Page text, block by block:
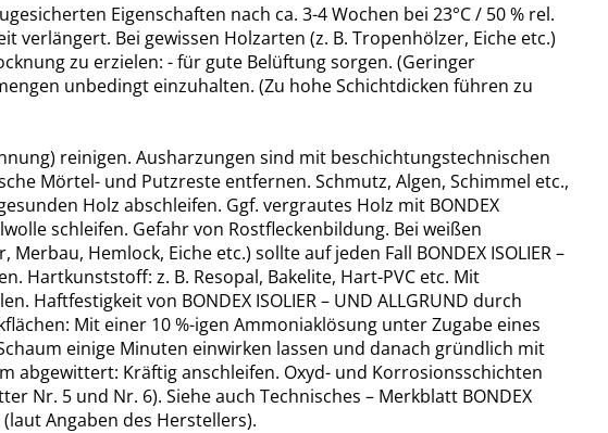
Eigenschaften nach ca. 3-4 Wochen bei 23°C / 50 % rel.
Bei gewissen Holzarten (z. B. Tropenhölzer, Eiche etc.)
zu erzielen: - für gute Belüftung sorgen. (Geringer
unbedingt einzuhalten. (Zu hohe Schichtdicken führen zu
reinigen. Ausharzungen sind mit beschichtungstechnischen
Mörtel- und Putzreste entfernen. Schmutz, Algen, Schimmel etc.,
Holz abschleifen. Ggf. vergrautes Holz mit BONDEX
schleifen. Gefahr von Rostfleckenbildung. Bei weißen
Hemlock, Eiche etc.) sollte auf jeden Fall BONDEX ISOLIER –
Hartkunststoff: z. B. Resopal, Bakelite, Hart-PVC etc. Mit
von BONDEX ISOLIER – UND ALLGRUND durch
Mit einer 10 %-igen Ammoniaklösung unter Zugabe eines
einige Minuten einwirken lassen und danach gründlich mit
abgewittert: Kräftig anschleifen. Oxyd- und Korrosionsschichten
Nr. 5 und Nr. 6). Siehe auch Technisches – Merkblatt BONDEX
Angaben des Herstellers).